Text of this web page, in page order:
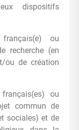
dispositifs
ou
recherche (en
ou de création
ou
commun de
sociales) et de